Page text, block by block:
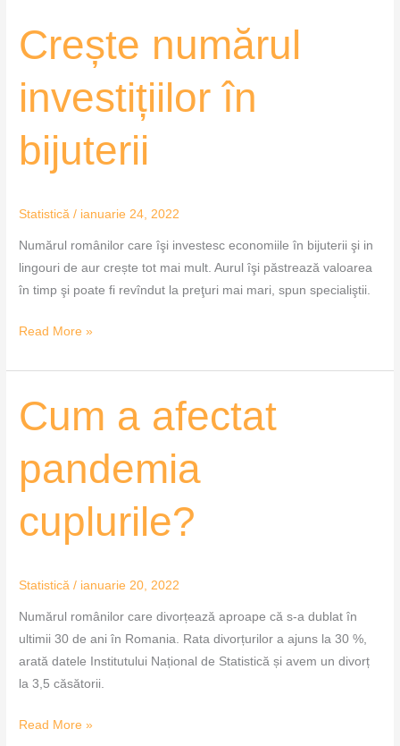
Crește numărul
investițiilor în
bijuterii
Statistică / ianuarie 24, 2022
Numărul românilor care îşi investesc economiile în bijuterii şi in
lingouri de aur crește tot mai mult. Aurul îşi păstrează valoarea
în timp şi poate fi revîndut la preţuri mai mari, spun specialiştii.
Crește
numărul
Read More »
Cum a afectat
pandemia
cuplurile?
Statistică / ianuarie 20, 2022
Numărul românilor care divorțează aproape că s-a dublat în
ultimii 30 de ani în Romania. Rata divorțurilor a ajuns la 30 %,
arată datele Institutului Național de Statistică și avem un divorț
la 3,5 căsătorii.
Cum
a
pandemia
cuplurile?
Read More »